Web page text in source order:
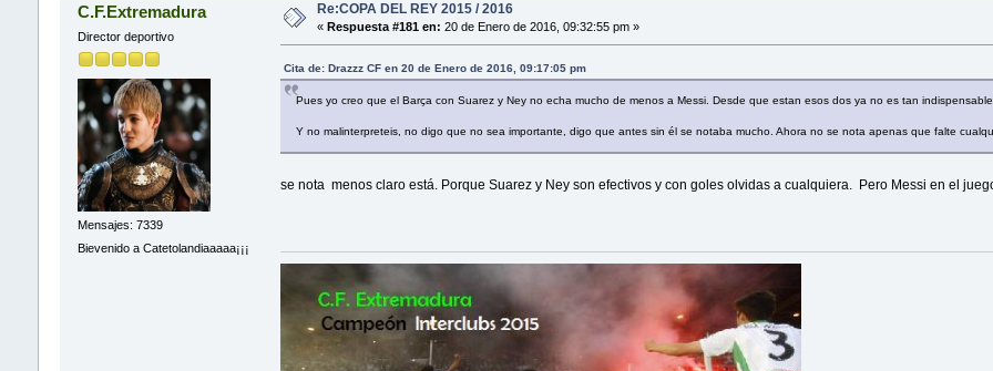
C.F.Extremadura
Director deportivo
Mensajes: 7339
Bievenido a Catetolandiaaaaa¡¡¡
Re:COPA DEL REY 2015 / 2016
« Respuesta #181 en: 20 de Enero de 2016, 09:32:55 pm »
Cita de: Drazzz CF en 20 de Enero de 2016, 09:17:05 pm
Pues yo creo que el Barça con Suarez y Ney no echa mucho de menos a Messi. Desde que estan esos dos ya no es tan indispensable.
Y no malinterpreteis, no digo que no sea importante, digo que antes sin él se notaba mucho. Ahora no se nota apenas que falte
se nota menos claro está. Porque Suarez y Ney son efectivos y con goles olvidas a cualquiera. Pero Messi en el